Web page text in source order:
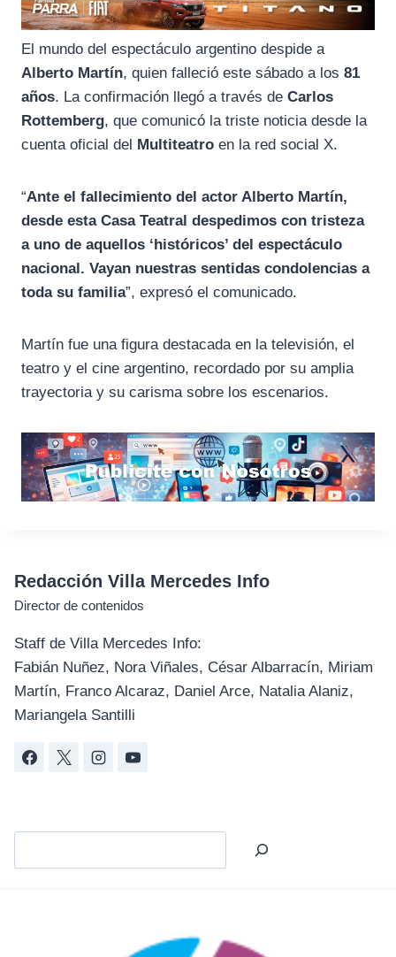
El mundo del espectáculo argentino despide a
Alberto Martín, quien falleció este sábado a los 81
años. La confirmación llegó a través de Carlos
Rottemberg, que comunicó la triste noticia desde la
cuenta oficial del Multiteatro en la red social X.
“Ante el fallecimiento del actor Alberto Martín,
desde esta Casa Teatral despedimos con tristeza
a uno de aquellos ‘históricos’ del espectáculo
nacional. Vayan nuestras sentidas condolencias a
toda su familia”, expresó el comunicado.
Martín fue una figura destacada en la televisión, el
teatro y el cine argentino, recordado por su amplia
trayectoria y su carisma sobre los escenarios.
Redacción Villa Mercedes Info
Director de contenidos
Staff de Villa Mercedes Info:
Fabián Nuñez, Nora Viñales, César Albarracín, Miriam
Martín, Franco Alcaraz, Daniel Arce, Natalia Alaniz,
Mariangela Santilli